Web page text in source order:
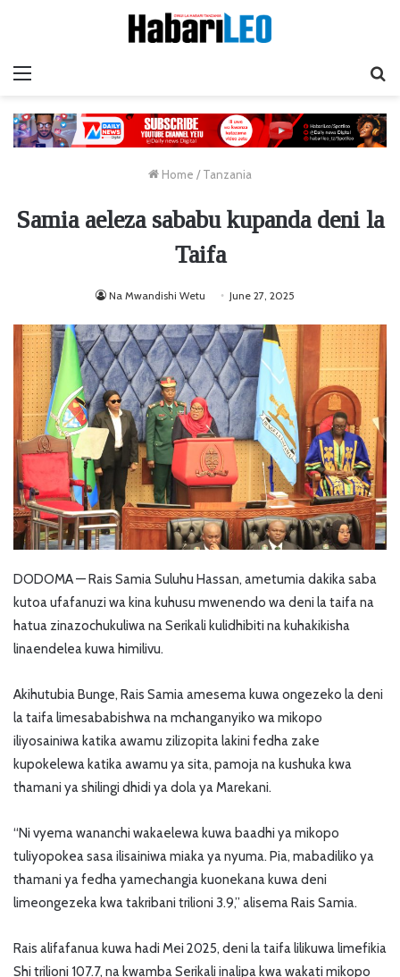
Home / Tanzania
Samia aeleza sababu kupanda deni la
Taifa
Na Mwandishi Wetu June 27, 2025
DODOMA — Rais Samia Suluhu Hassan, ametumia dakika saba
kutoa ufafanuzi wa kina kuhusu mwenendo wa deni la taifa na
hatua zinazochukuliwa na Serikali kulidhibiti na kuhakikisha
linaendelea kuwa himilivu.
Akihutubia Bunge, Rais Samia amesema kuwa ongezeko la deni
la taifa limesababishwa na mchanganyiko wa mikopo
iliyosainiwa katika awamu zilizopita lakini fedha zake
kupokelewa katika awamu ya sita, pamoja na kushuka kwa
thamani ya shilingi dhidi ya dola ya Marekani.
“Ni vyema wananchi wakaelewa kuwa baadhi ya mikopo
tuliyopokea sasa ilisainiwa miaka ya nyuma. Pia, mabadiliko ya
thamani ya fedha yamechangia kuonekana kuwa deni
limeongezeka kwa takribani trilioni 3.9,” alisema Rais Samia.
Rais alifafanua kuwa hadi Mei 2025, deni la taifa lilikuwa limefikia
Shi trilioni 107.7, na kwamba Serikali inalipa kwa wakati mikopo